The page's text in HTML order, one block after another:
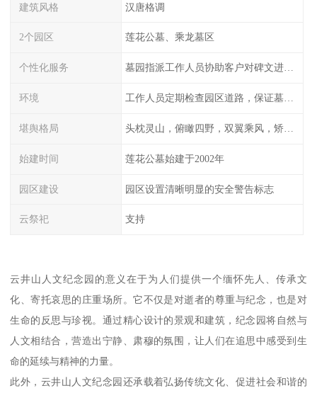
建筑风格 汉唐格调
2个园区 莲花公墓、乘龙墓区
个性化服务 墓园指派工作人员协助客户对碑文进行描摹
环境 工作人员定期检查园区道路，保证墓园、墓位间的道路便捷、平整
堪舆格局
始建时间 莲花公墓始建于2002年
园区建设 园区设置清晰明显的安全警告标志
云祭祀 支持
云井山人文纪念园的意义在于为人们提供一个缅怀先人、传承文
化、寄托哀思的庄重场所。它不仅是对逝者的尊重与纪念，也是对
生命的反思与珍视。通过精心设计的景观和建筑，纪念园将自然与
人文相结合，营造出宁静、肃穆的氛围，让人们在追思中感受到生
命的延续与精神的力量。
此外，云井山人文纪念园还承载着弘扬传统文化、促进社会和谐的